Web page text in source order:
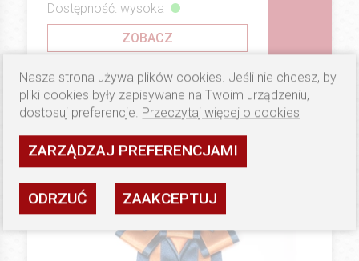
Dostępność: wysoka
ZOBACZ
Nasza strona używa plików cookies. Jeśli nie chcesz, by
pliki cookies były zapisywane na Twoim urządzeniu,
dostosuj preferencje. Przeczytaj więcej o cookies
ZARZĄDZAJ PREFERENCJAMI
ODRZUĆ ZAAKCEPTUJ